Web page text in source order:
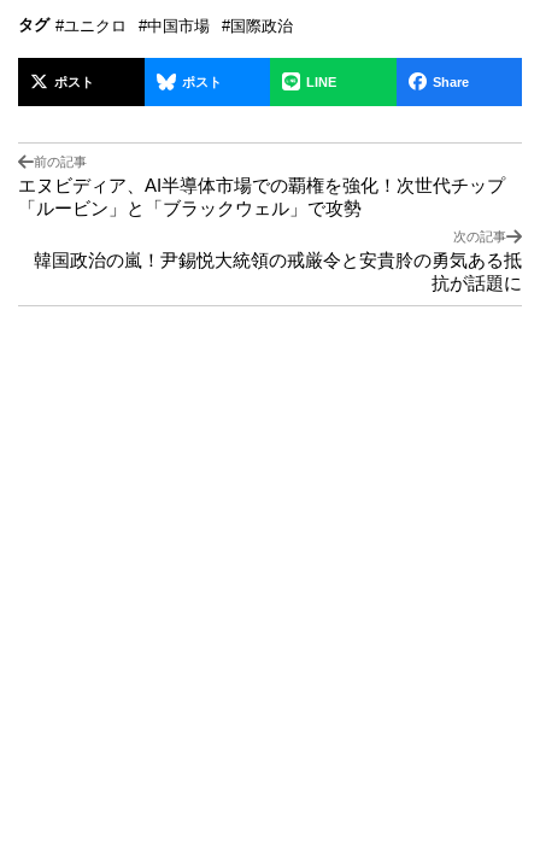
タグ #ユニクロ #中国市場 #国際政治
ポスト ポスト LINE Share
前の記事
エヌビディア、AI半導体市場での覇権を強化！次世代チップ
「ルービン」と「ブラックウェル」で攻勢
次の記事
韓国政治の嵐！尹錫悦大統領の戒厳令と安貴朎の勇気ある抵
抗が話題に